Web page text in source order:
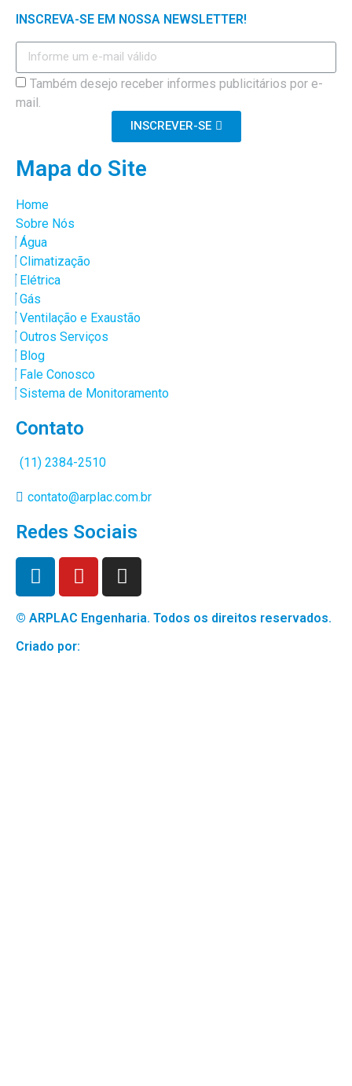
INSCREVA-SE EM NOSSA NEWSLETTER!
Também desejo receber informes publicitários por e-
mail.
INSCREVER-SE
Mapa do Site
Home
Sobre Nós
Água
Climatização
Elétrica
Gás
Ventilação e Exaustão
Outros Serviços
Blog
Fale Conosco
Sistema de Monitoramento
Contato
(11) 2384-2510
contato@arplac.com.br
Redes Sociais
© ARPLAC Engenharia. Todos os direitos reservados.
Criado por: